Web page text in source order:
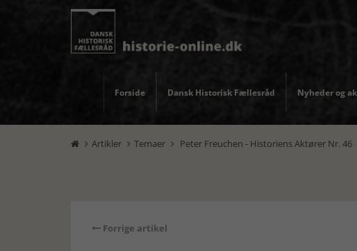
Forside Dansk Historisk Fællesråd Nyheder og
 Artikler  Temaer  Peter Freuchen - Historiens Aktører Nr. 46
Forrige artikel